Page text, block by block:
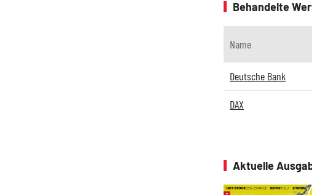
Behandelte
Name
Deutsche Bank
DAX
Aktuelle